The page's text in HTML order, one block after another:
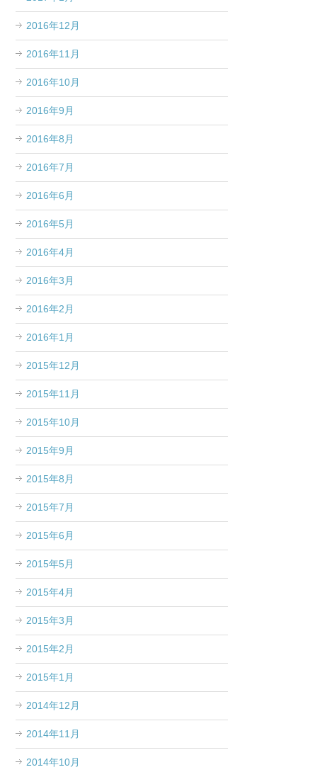
2016年12月
2016年11月
2016年10月
2016年9月
2016年8月
2016年7月
2016年6月
2016年5月
2016年4月
2016年3月
2016年2月
2016年1月
2015年12月
2015年11月
2015年10月
2015年9月
2015年8月
2015年7月
2015年6月
2015年5月
2015年4月
2015年3月
2015年2月
2015年1月
2014年12月
2014年11月
2014年10月